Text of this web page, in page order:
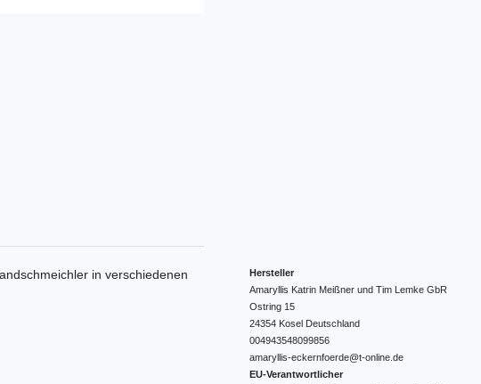
in verschiedenen
Hersteller
Amaryllis Katrin Meißner und Tim Lemke GbR
Ostring 15
24354 Kosel Deutschland
004943548099856
amaryllis-eckernfoerde@t-online.de
EU-Verantwortlicher